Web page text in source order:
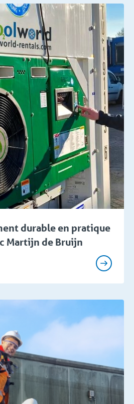
durable en pratique
Martijn de Bruijn